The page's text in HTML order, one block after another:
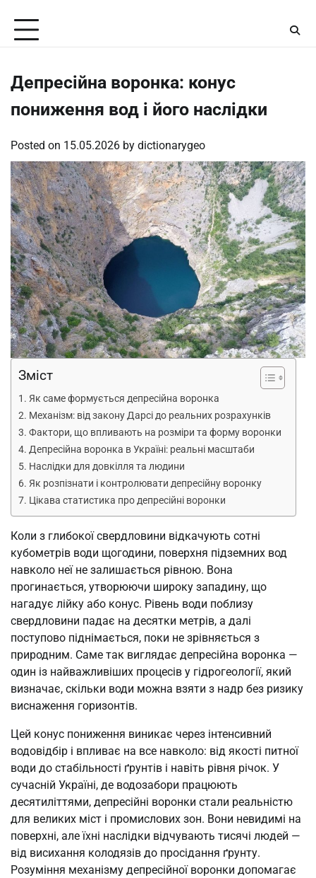
content
Депресійна воронка: конус
пониження вод і його наслідки
Posted on 15.05.2026 by dictionarygeo
Зміст
Як саме формується депресійна воронка
Механізм: від закону Дарсі до реальних розрахунків
Фактори, що впливають на розміри та форму воронки
Депресійна воронка в Україні: реальні масштаби
Наслідки для довкілля та людини
Як розпізнати і контролювати депресійну воронку
Цікава статистика про депресійні воронки
Коли з глибокої свердловини відкачують сотні
кубометрів води щогодини, поверхня підземних вод
навколо неї не залишається рівною. Вона
прогинається, утворюючи широку западину, що
нагадує лійку або конус. Рівень води поблизу
свердловини падає на десятки метрів, а далі
поступово піднімається, поки не зрівняється з
природним. Саме так виглядає депресійна воронка —
один із найважливіших процесів у гідрогеології, який
визначає, скільки води можна взяти з надр без ризику
виснаження горизонтів.
Цей конус пониження виникає через інтенсивний
водовідбір і впливає на все навколо: від якості питної
води до стабільності ґрунтів і навіть рівня річок. У
сучасній Україні, де водозабори працюють
десятиліттями, депресійні воронки стали реальністю
для великих міст і промислових зон. Вони невидимі на
поверхні, але їхні наслідки відчувають тисячі людей —
від висихання колодязів до просідання ґрунту.
Розуміння механізму депресійної воронки допомагає